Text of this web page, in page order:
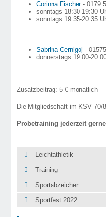
Corinna Fischer- 0179
sonntags 18:30-19:30
sonntags 19:35-20:35
Sabrina Cernigoj -
donnerstags 19:00-
Zusatzbeitrag: 5 € monatlich
Die Mitgliedschaft im KSV 70/
Probetraining jederzeit
Leichtathletik
Training
Sportabzeichen
Sportfest 2022